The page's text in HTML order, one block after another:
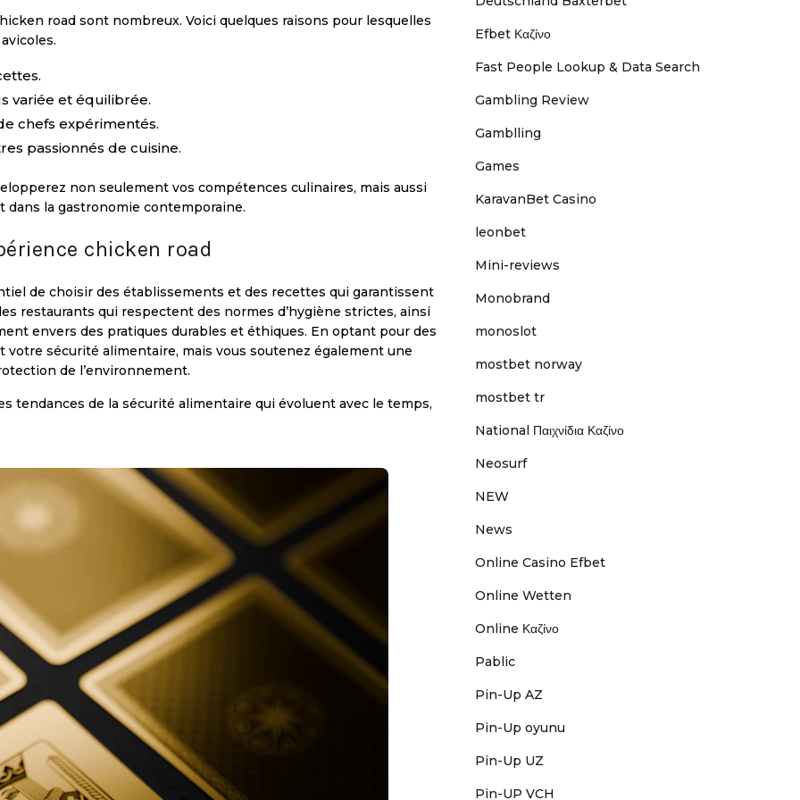
road sont nombreux. Voici quelques raisons pour lesquelles
variée et équilibrée.
chefs expérimentés.
passionnés de cuisine.
non seulement vos compétences culinaires, mais aussi
la gastronomie contemporaine.
chicken road
de choisir des établissements et des recettes qui garantissent
restaurants qui respectent des normes d’hygiène strictes, ainsi
envers des pratiques durables et éthiques. En optant pour des
votre sécurité alimentaire, mais vous soutenez également une
de l’environnement.
tendances de la sécurité alimentaire qui évoluent avec le temps,
Efbet Καζίνο
Fast People Lookup & Data Search
Gambling Review
Gamblling
Games
KaravanBet Casino
leonbet
Mini-reviews
Monobrand
monoslot
mostbet norway
mostbet tr
National Παιχνίδια Καζίνο
Neosurf
NEW
News
Online Casino Efbet
Online Wetten
Online Καζίνο
Pablic
Pin-Up AZ
Pin-Up oyunu
Pin-Up UZ
Pin-UP VCH